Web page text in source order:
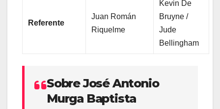
Referente
Juan Román
Riquelme
Kevin De
Bruyne /
Jude
Bellingham
Sobre José Antonio
Murga Baptista